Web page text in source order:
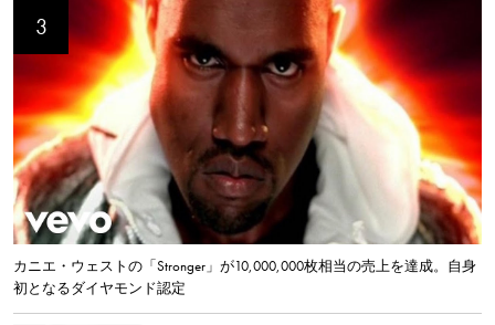
カニエ・ウェストの「Stronger」が10,000,000枚相当の売上を達成。自身
初となるダイヤモンド認定